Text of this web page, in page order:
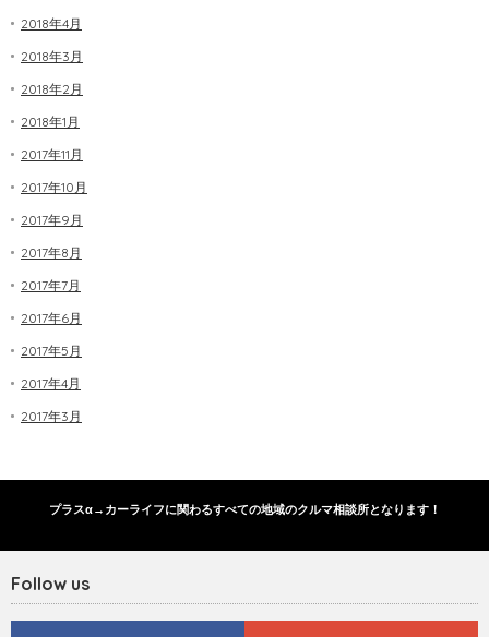
2018年4月
2018年3月
2018年2月
2018年1月
2017年11月
2017年10月
2017年9月
2017年8月
2017年7月
2017年6月
2017年5月
2017年4月
2017年3月
プラスα→カーライフに関わるすべての地域のクルマ相談所となります！
Follow us